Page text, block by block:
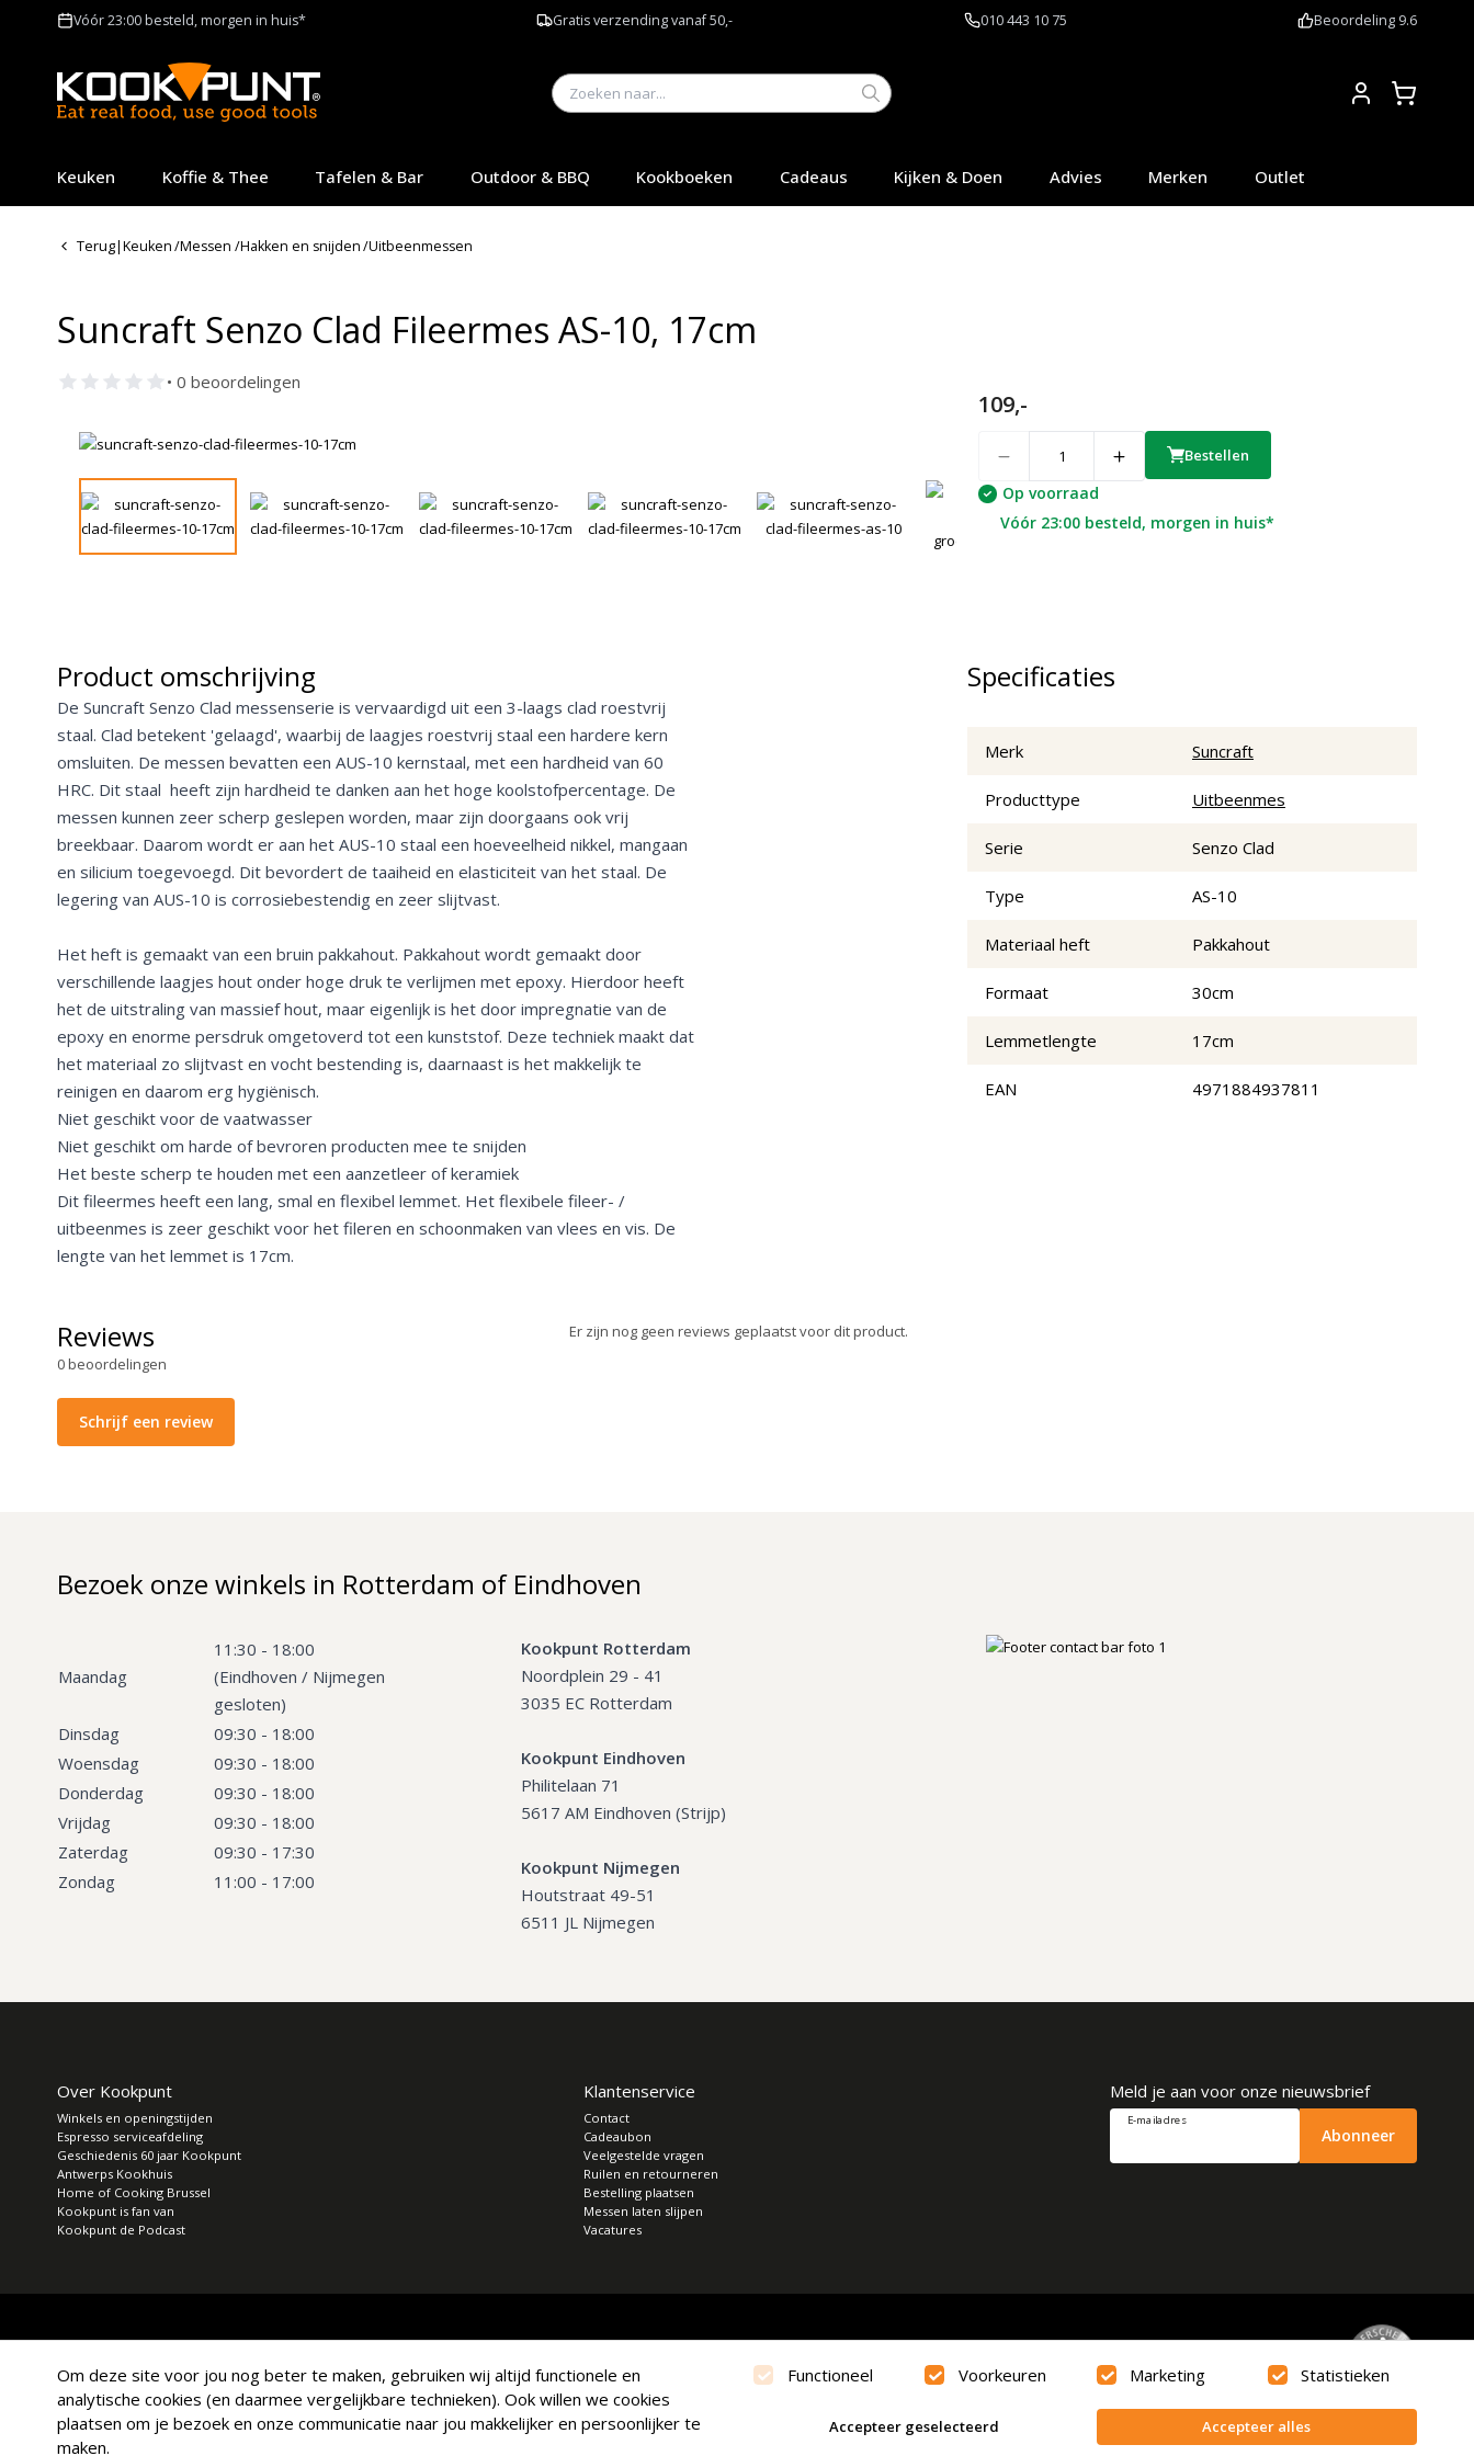
Vóór 23:00 besteld, morgen in huis* Gratis verzending vanaf 50,- 010 443 10 75 Beoordeling 9.6
Keuken Koffie & Thee Tafelen & Bar Outdoor & BBQ Kookboeken Cadeaus Kijken & Doen Advies Merken Outlet
Terug|Keuken/Messen /Hakken en snijden/Uitbeenmessen
Suncraft Senzo Clad Fileermes AS-10, 17cm
• 0 beoordelingen
109,-
Bestellen
Op voorraad
Vóór 23:00 besteld, morgen in huis*
Product omschrijving
De Suncraft Senzo Clad messenserie is vervaardigd uit een 3-laags clad roestvrij
staal. Clad betekent 'gelaagd', waarbij de laagjes roestvrij staal een hardere kern
omsluiten. De messen bevatten een AUS-10 kernstaal, met een hardheid van 60
HRC. Dit staal heeft zijn hardheid te danken aan het hoge koolstofpercentage. De
messen kunnen zeer scherp geslepen worden, maar zijn doorgaans ook vrij
breekbaar. Daarom wordt er aan het AUS-10 staal een hoeveelheid nikkel, mangaan
en silicium toegevoegd. Dit bevordert de taaiheid en elasticiteit van het staal. De
legering van AUS-10 is corrosiebestendig en zeer slijtvast.
Het heft is gemaakt van een bruin pakkahout. Pakkahout wordt gemaakt door
verschillende laagjes hout onder hoge druk te verlijmen met epoxy. Hierdoor heeft
het de uitstraling van massief hout, maar eigenlijk is het door impregnatie van de
epoxy en enorme persdruk omgetoverd tot een kunststof. Deze techniek maakt dat
het materiaal zo slijtvast en vocht bestending is, daarnaast is het makkelijk te
reinigen en daarom erg hygiënisch.
Niet geschikt voor de vaatwasser
Niet geschikt om harde of bevroren producten mee te snijden
Het beste scherp te houden met een aanzetleer of keramiek
Dit fileermes heeft een lang, smal en flexibel lemmet. Het flexibele fileer- /
uitbeenmes is zeer geschikt voor het fileren en schoonmaken van vlees en vis. De
lengte van het lemmet is 17cm.
Specificaties
Merk Suncraft
Producttype Uitbeenmes
Serie Senzo Clad
Type AS-10
Materiaal heft Pakkahout
Formaat 30cm
Lemmetlengte 17cm
EAN 4971884937811
Reviews
0beoordelingen
Schrijf een review
Er zijn nog geen reviews geplaatst voor dit product.
Bezoek onze winkels in Rotterdam of Eindhoven
Maandag
11:30 - 18:00
(Eindhoven / Nijmegen
gesloten)
Dinsdag
09:30 - 18:00
Woensdag
09:30 - 18:00
Donderdag
09:30 - 18:00
Vrijdag
09:30 - 18:00
Zaterdag
09:30 - 17:30
Zondag
11:00 - 17:00
Kookpunt Rotterdam
Noordplein 29 - 41
3035 EC Rotterdam
Kookpunt Eindhoven
Philitelaan 71
5617 AM Eindhoven (Strijp)
Kookpunt Nijmegen
Houtstraat 49-51
6511 JL Nijmegen
Over Kookpunt
Winkels en openingstijden
Espresso serviceafdeling
Geschiedenis 60 jaar Kookpunt
Antwerps Kookhuis
Home of Cooking Brussel
Kookpunt is fan van
Kookpunt de Podcast
Klantenservice
Contact
Cadeaubon
Veelgestelde vragen
Ruilen en retourneren
Bestelling plaatsen
Messen laten slijpen
Vacatures
Meld je aan voor onze nieuwsbrief
E-mailadres
Abonneer
Om deze site voor jou nog beter te maken, gebruiken wij altijd functionele en
analytische cookies (en daarmee vergelijkbare technieken). Ook willen we cookies
plaatsen om je bezoek en onze communicatie naar jou makkelijker en persoonlijker te
maken.
Functioneel Voorkeuren Marketing Statistieken
Accepteer geselecteerd Accepteer alles